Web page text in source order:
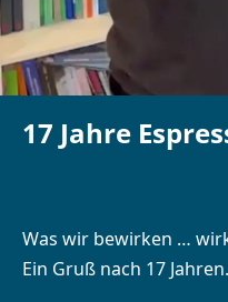
17 Jahre
Was wir bewirken …
Ein Gruß nach 17 Jahren.